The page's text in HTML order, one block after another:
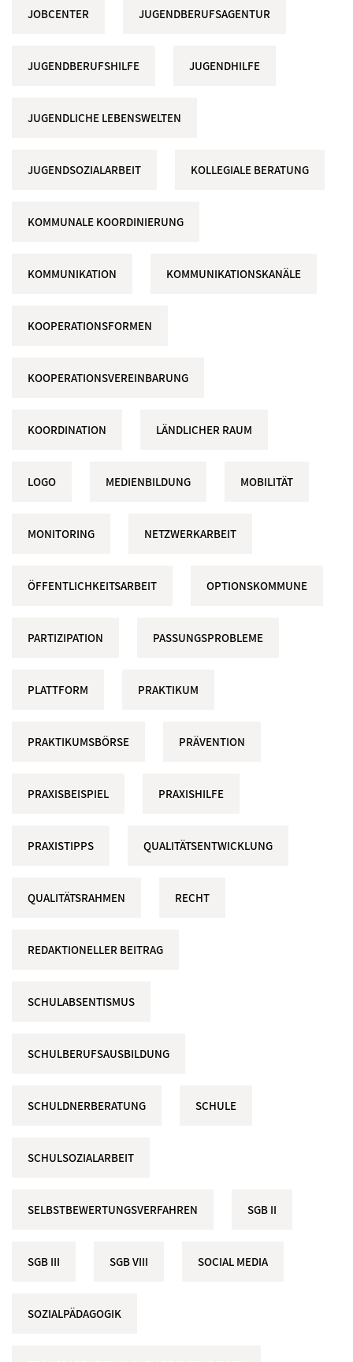
JOBCENTER JUGENDBERUFSAGENTUR
JUGENDBERUFSHILFE JUGENDHILFE
JUGENDLICHE LEBENSWELTEN
JUGENDSOZIALARBEIT KOLLEGIALE BERATUNG
KOMMUNALE KOORDINIERUNG
KOMMUNIKATION KOMMUNIKATIONSKANÄLE
KOOPERATIONSFORMEN
KOOPERATIONSVEREINBARUNG
KOORDINATION LÄNDLICHER RAUM
LOGO MEDIENBILDUNG MOBILITÄT
MONITORING NETZWERKARBEIT
ÖFFENTLICHKEITSARBEIT OPTIONSKOMMUNE
PARTIZIPATION PASSUNGSPROBLEME
PLATTFORM PRAKTIKUM
PRAKTIKUMSBÖRSE PRÄVENTION
PRAXISBEISPIEL PRAXISHILFE
PRAXISTIPPS QUALITÄTSENTWICKLUNG
QUALITÄTSRAHMEN RECHT
REDAKTIONELLER BEITRAG
SCHULABSENTISMUS
SCHULBERUFSAUSBILDUNG
SCHULDNERBERATUNG SCHULE
SCHULSOZIALARBEIT
SELBSTBEWERTUNGSVERFAHREN SGB II
SGB III SGB VIII SOCIAL MEDIA
SOZIALPÄDAGOGIK